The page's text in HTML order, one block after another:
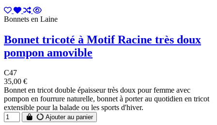
Bonnets en Laine
Bonnet tricoté à Motif Racine très doux
pompon amovible
C47
35,00 €
Bonnet en tricot double épaisseur très doux pour femme avec
pompon en fourrure naturelle, bonnet à porter au quotidien en tricot
extensible pour la balade ou les sports d'hiver.
Ajouter au panier